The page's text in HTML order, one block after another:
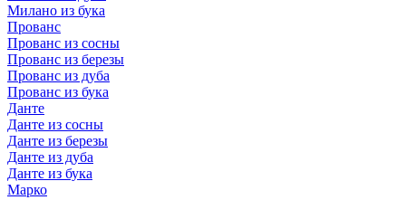
Милано из бука
Прованс
Прованс из сосны
Прованс из березы
Прованс из дуба
Прованс из бука
Данте
Данте из сосны
Данте из березы
Данте из дуба
Данте из бука
Марко